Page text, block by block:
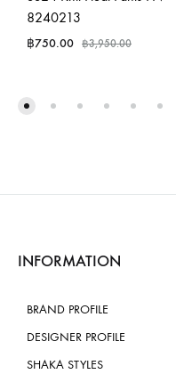
8240213
฿750.00 ฿3,950.00
INFORMATION
BRAND PROFILE
DESIGNER PROFILE
SHAKA STYLES